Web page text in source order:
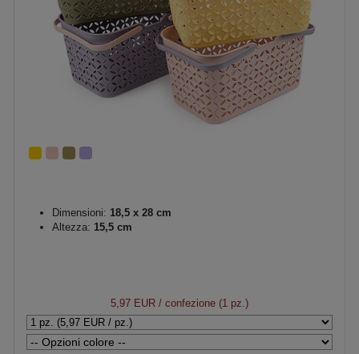
Dimensioni: 18,5 x 28 cm
Altezza: 15,5 cm
5,97 EUR / confezione (1 pz.)